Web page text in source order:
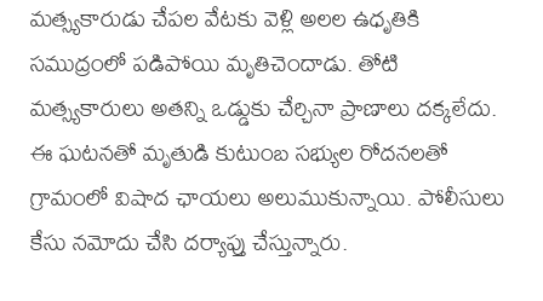
మత్స్యకారుడు చేపల వేటకు వెళ్లి అలల ఉధృతికి
సముద్రంలో పడిపోయి మృతిచెందాడు. తోటి
మత్స్యకారులు అతన్ని ఒడ్డుకు చేర్చినా ప్రాణాలు దక్కలేదు.
ఈ ఘటనతో మృతుడి కుటుంబ సభ్యుల రోదనలతో
గ్రామంలో విషాద ఛాయలు అలుముకున్నాయి. పోలీసులు
కేసు నమోదు చేసి దర్యాప్తు చేస్తున్నారు.